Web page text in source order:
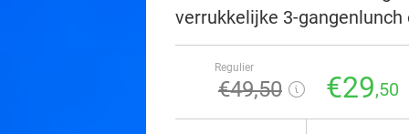
verrukkelijke 3-gangenlunch
Regulier
€49,50 €29,50